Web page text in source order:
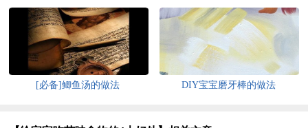
效果好
[必备]鲫鱼汤的做法 DIY宝宝磨牙棒的做法